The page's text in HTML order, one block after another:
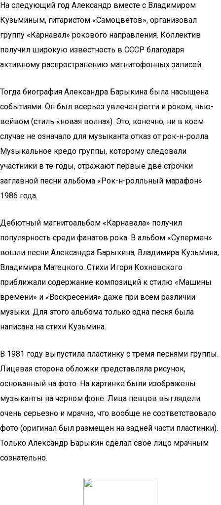
На следующий год Александр вместе с Владимиром
Кузьминым, гитаристом «Самоцветов», организовал
группу «Карнавал» рокового направления. Коллектив
получил широкую известность в СССР благодаря
активному распространению магнитофонных записей.
Тогда биография Александра Барыкина была насыщена
событиями. Он был всерьез увлечен регги и роком, нью-
вейвом (стиль «новая волна»). Это, конечно, ни в коем
случае не означало для музыканта отказ от рок-н-ролла.
Музыкальное кредо группы, которому следовали
участники в те годы, отражают первые две строчки
заглавной песни альбома «Рок-н-ролльный марафон»
1986 года.
Дебютный магнитоальбом «Карнавала» получил
популярность среди фанатов рока. В альбом «Супермен»
вошли песни Александра Барыкина, Владимира Кузьмина,
Владимира Матецкого. Стихи Игоря Кохновского
приближали содержание композиций к стилю «Машины
времени» и «Воскресения» даже при всем различии
музыки. Для этого альбома только одна песня была
написана на стихи Кузьмина.
В 1981 году выпустила пластинку с тремя песнями группы.
Лицевая сторона обложки представляла рисунок,
основанный на фото. На картинке были изображены
музыканты на черном фоне. Лица певцов выглядели
очень серьезно и мрачно, что вообще не соответствовало
фото (оригинал был размещен на задней части пластинки).
Только Александр Барыкин сделал свое лицо мрачным
сознательно.